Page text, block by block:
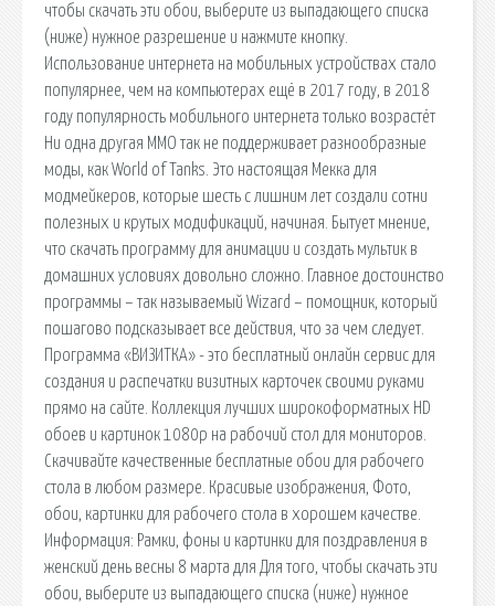
чтобы скачать эти обои, выберите из выпадающего списка
(ниже) нужное разрешение и нажмите кнопку.
Использование интернета на мобильных устройствах стало
популярнее, чем на компьютерах ещё в 2017 году, в 2018
году популярность мобильного интернета только возрастёт
Ни одна другая MMO так не поддерживает разнообразные
моды, как World of Tanks. Это настоящая Мекка для
модмейкеров, которые шесть с лишним лет создали сотни
полезных и крутых модификаций, начиная. Бытует мнение,
что скачать программу для анимации и создать мультик в
домашних условиях довольно сложно. Главное достоинство
программы – так называемый Wizard – помощник, который
пошагово подсказывает все действия, что за чем следует.
Программа «ВИЗИТКА» - это бесплатный онлайн сервис для
создания и распечатки визитных карточек своими руками
прямо на сайте. Коллекция лучших широкоформатных HD
обоев и картинок 1080p на рабочий стол для мониторов.
Скачивайте качественные бесплатные обои для рабочего
стола в любом размере. Красивые изображения, Фото,
обои, картинки для рабочего стола в хорошем качестве.
Информация: Рамки, фоны и картинки для поздравления в
женский день весны 8 марта для Для того, чтобы скачать эти
обои, выберите из выпадающего списка (ниже) нужное